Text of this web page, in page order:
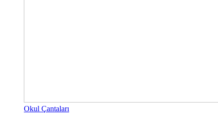
Okul Çantaları